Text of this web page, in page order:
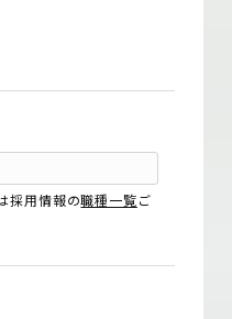
採用情報の職種一覧 ご